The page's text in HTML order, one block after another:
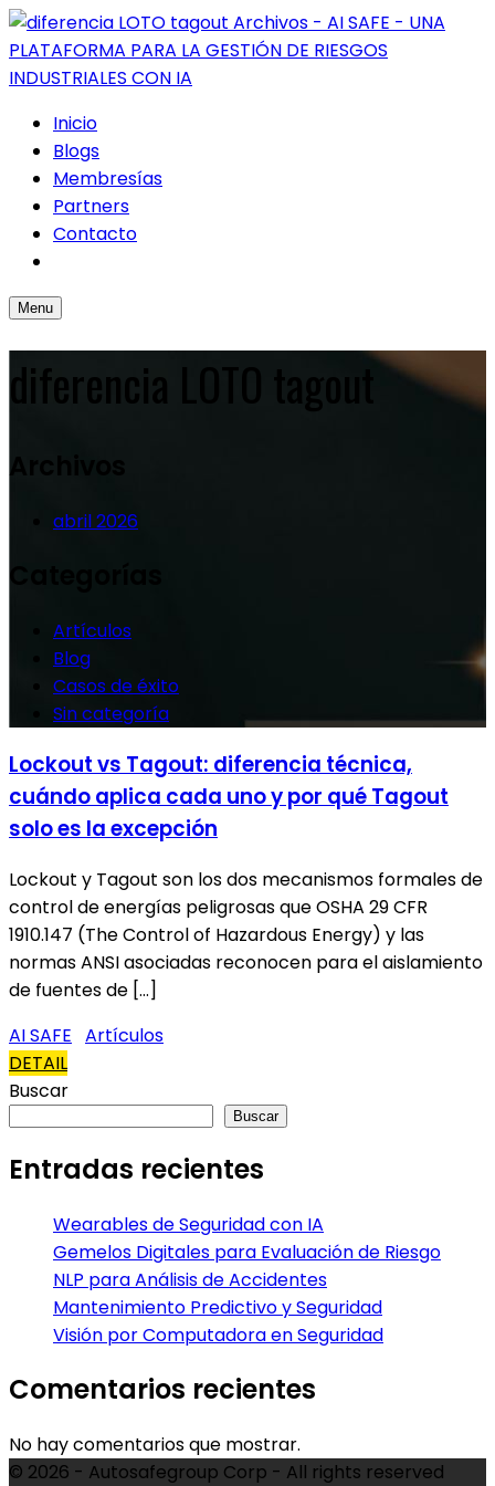
Inicio
Blogs
Membresías
Partners
Contacto
Menu
diferencia LOTO tagout
abril 2026
Artículos
Blog
Casos de éxito
Sin categoría
Lockout vs Tagout: diferencia técnica,
cuándo aplica cada uno y por qué Tagout
solo es la excepción
Lockout y Tagout son los dos mecanismos formales de
control de energías peligrosas que OSHA 29 CFR
1910.147 (The Control of Hazardous Energy) y las
normas ANSI asociadas reconocen para el aislamiento
de fuentes de […]
AI SAFE Artículos
DETAIL
Buscar
Buscar
Entradas recientes
Wearables de Seguridad con IA
Gemelos Digitales para Evaluación de Riesgo
NLP para Análisis de Accidentes
Mantenimiento Predictivo y Seguridad
Visión por Computadora en Seguridad
Comentarios recientes
No hay comentarios que mostrar.
© 2026 - Autosafegroup Corp - All rights reserved